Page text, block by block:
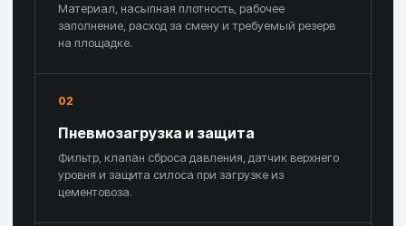
Материал, насыпная плотность, рабочее
заполнение, расход за смену и требуемый резерв
на площадке.
02
Пневмозагрузка и защита
Фильтр, клапан сброса давления, датчик верхнего
уровня и защита силоса при загрузке из
цементовоза.